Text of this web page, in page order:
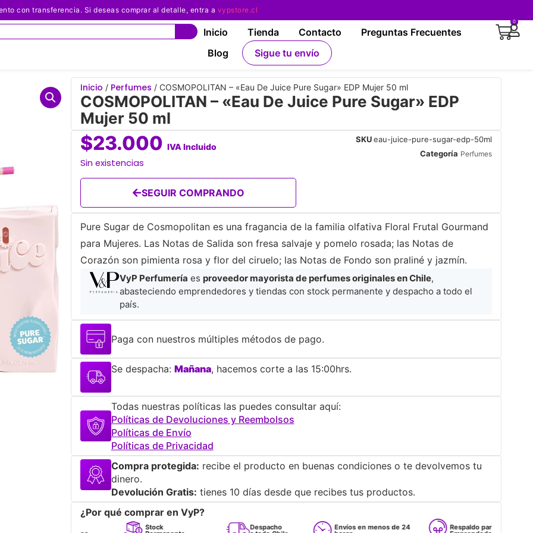
con transferencia. Si deseas comprar al detalle, entra a vypstore.cl
Inicio Tienda Contacto
Preguntas Frecuentes
Blog
Sigue tu envío
0
Inicio / Perfumes / COSMOPOLITAN – «Eau De Juice Pure Sugar» EDP Mujer 50 ml
COSMOPOLITAN – «Eau De Juice Pure Sugar» EDP
Mujer 50 ml
$23.000 IVA Incluido
Sin existencias
SEGUIR COMPRANDO
SKUeau-juice-pure-sugar-edp-50ml
Categoría Perfumes
Pure Sugar de Cosmopolitan es una fragancia de la familia olfativa Floral Frutal Gourmand
para Mujeres. Las Notas de Salida son fresa salvaje y pomelo rosada; las Notas de
Corazón son pimienta rosa y flor del ciruelo; las Notas de Fondo son praliné y jazmín.
VyP Perfumería es proveedor mayorista de perfumes originales en Chile,
abasteciendo emprendedores y tiendas con stock permanente y despacho a todo el
país.
Paga con nuestros múltiples métodos de pago.
Se despacha: Mañana, hacemos corte a las 15:00hrs.
Todas nuestras políticas las puedes consultar aquí:
Políticas de Devoluciones y Reembolsos
Políticas de Envío
Políticas de Privacidad
Compra protegida: recibe el producto en buenas condiciones o te devolvemos tu
dinero.
Devolución Gratis: tienes 10 días desde que recibes tus productos.
¿Por qué comprar en VyP?
Stock Despacho Envíos en menos de 24 Respaldo para